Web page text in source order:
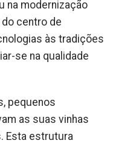
na modernização
centro de
às tradições
se na qualidade
pequenos
as suas vinhas
Esta estrutura